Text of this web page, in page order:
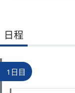
日程
1日目